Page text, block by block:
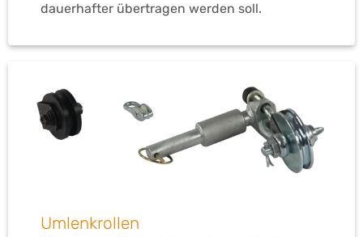
dauerhafter übertragen werden soll.
Umlenkrollen